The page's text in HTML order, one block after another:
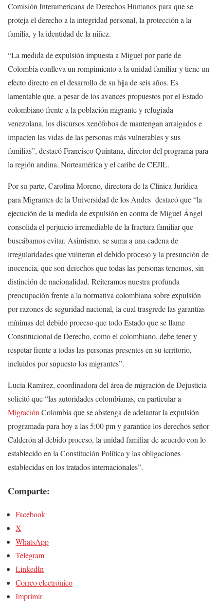
Comisión Interamericana de Derechos Humanos para que se
proteja el derecho a la integridad personal, la protección a la
familia, y la identidad de la niñez.
“La medida de expulsión impuesta a Miguel por parte de
Colombia conlleva un rompimiento a la unidad familiar y tiene un
efecto directo en el desarrollo de su hija de seis años. Es
lamentable que, a pesar de los avances propuestos por el Estado
colombiano frente a la población migrante y refugiada
venezolana, los discursos xenófobos de mantengan arraigados e
impacten las vidas de las personas más vulnerables y sus
familias”, destacó Francisco Quintana, director del programa para
la región andina, Norteamérica y el caribe de CEJIL.
Por su parte, Carolina Moreno, directora de la Clínica Jurídica
para Migrantes de la Universidad de los Andes destacó que “la
ejecución de la medida de expulsión en contra de Miguel Ángel
consolida el perjuicio irremediable de la fractura familiar que
buscábamos evitar. Asimismo, se suma a una cadena de
irregularidades que vulneran el debido proceso y la presunción de
inocencia, que son derechos que todas las personas tenemos, sin
distinción de nacionalidad. Reiteramos nuestra profunda
preocupación frente a la normativa colombiana sobre expulsión
por razones de seguridad nacional, la cual trasgrede las garantías
mínimas del debido proceso que todo Estado que se llame
Constitucional de Derecho, como el colombiano, debe tener y
respetar frente a todas las personas presentes en su territorio,
incluidos por supuesto los migrantes”.
Lucía Ramírez, coordinadora del área de migración de Dejusticia
solicitó que “las autoridades colombianas, en particular a
Migración Colombia que se abstenga de adelantar la expulsión
programada para hoy a las 5:00 pm y garantice los derechos señor
Calderón al debido proceso, la unidad familiar de acuerdo con lo
establecido en la Constitución Política y las obligaciones
establecidas en los tratados internacionales”.
Comparte:
Facebook
X
WhatsApp
Telegram
LinkedIn
Correo electrónico
Imprimir